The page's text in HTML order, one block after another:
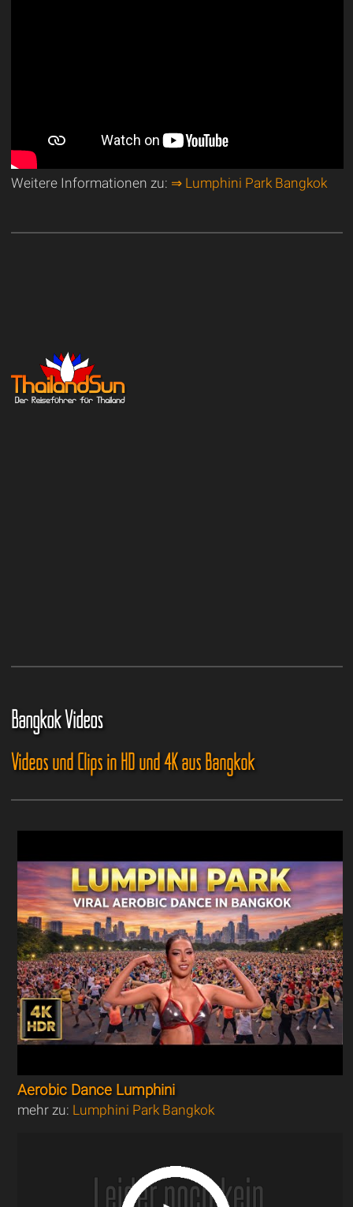
Weitere Informationen zu: ⇒ Lumphini Park Bangkok
Bangkok Videos
Videos und Clips in HD und 4K aus Bangkok
Aerobic Dance Lumphini
mehr zu: Lumphini Park Bangkok